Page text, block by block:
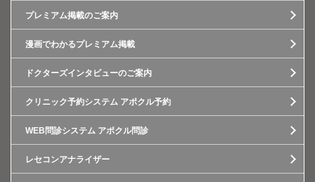
プレミアム掲載のご案内
漫画でわかるプレミアム掲載
ドクターズインタビューのご案内
クリニック予約システム アポクル予約
WEB問診システム アポクル問診
レセコンアナライザー